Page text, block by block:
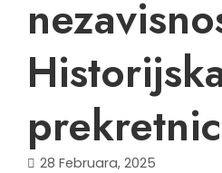
28 Februara, 2025